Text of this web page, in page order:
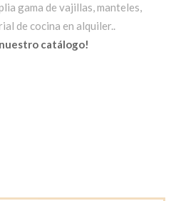
gama de vajillas, manteles,
de cocina en alquiler..
catálogo!